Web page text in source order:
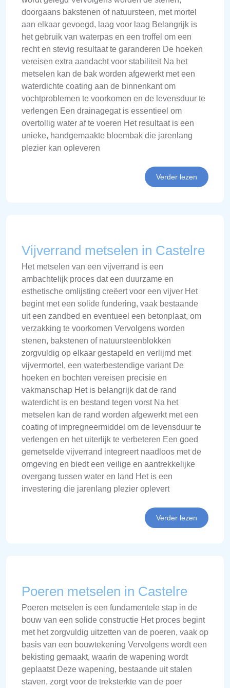
doorgaans bakstenen of natuursteen, met mortel
aan elkaar gevoegd, laag voor laag Belangrijk is
het gebruik van waterpas en een troffel om een
recht en stevig resultaat te garanderen De hoeken
vereisen extra aandacht voor stabiliteit Na het
metselen kan de bak worden afgewerkt met een
waterdichte coating aan de binnenkant om
vochtproblemen te voorkomen en de levensduur te
verlengen Een drainagegat is essentieel om
overtollig water af te voeren Het resultaat is een
unieke, handgemaakte bloembak die jarenlang
plezier kan opleveren
Verder lezen
Vijverrand metselen in Castelre
Het metselen van een vijverrand is een
ambachtelijk proces dat een duurzame en
esthetische omlijsting creëert voor een vijver Het
begint met een solide fundering, vaak bestaande
uit een zandbed en eventueel een betonplaat, om
verzakking te voorkomen Vervolgens worden
stenen, bakstenen of natuursteenblokken
zorgvuldig op elkaar gestapeld en verlijmd met
vijvermortel, een waterbestendige variant De
hoeken en bochten vereisen precisie en
vakmanschap Het is belangrijk dat de rand
waterdicht is en bestand tegen vorst Na het
metselen kan de rand worden afgewerkt met een
coating of impregneermiddel om de levensduur te
verlengen en het uiterlijk te verbeteren Een goed
gemetselde vijverrand integreert naadloos met de
omgeving en biedt een veilige en aantrekkelijke
overgang tussen water en land Het is een
investering die jarenlang plezier oplevert
Verder lezen
Poeren metselen in Castelre
Poeren metselen is een fundamentele stap in de
bouw van een solide constructie Het proces begint
met het zorgvuldig uitzetten van de poeren, vaak op
basis van een bouwtekening Vervolgens wordt een
bekisting gemaakt, waarin de wapening wordt
geplaatst Deze wapening, bestaande uit stalen
staven, zorgt voor de treksterkte van de poer